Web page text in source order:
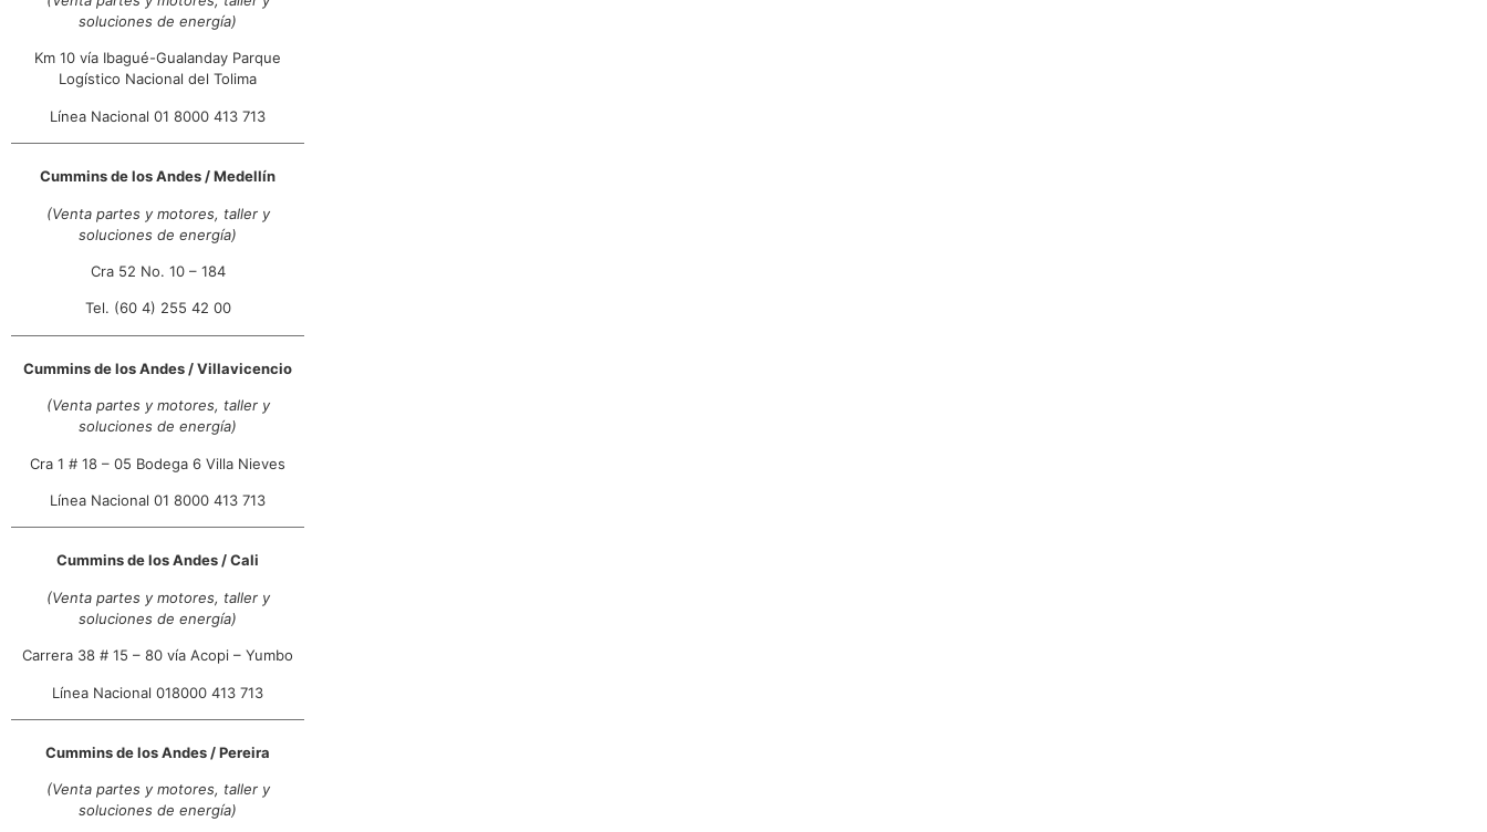
07:00 AM - 05:00 PM
Lun, Mar, Mie, Jue, Vie, Sab
Cummins de los Andes /
Soledad
Calle 80 10-43 Of. 601
+57 5 385 2361
07:00 AM - 05:00 PM
Km 22 vía Ibagué – Espinal
Ibagué, Tolima
+57 8 276 1020
Lun, Mar, Mie, Jue, Vie, Sab
Cummins de los Andes /
Cra 52 No. 10-184
Medellín, Antioquia
+57 4 255 4200
Lun, Mar, Mie, Jue, Vie, Sab
Cummins de los Andes /
Villavicencio
soluciones de energía)
Km 10 vía Ibagué-Gualanday Parque
Logístico Nacional del Tolima
Línea Nacional 01 8000 413 713
Cummins de los Andes / Medellín
(Venta partes y motores, taller y
soluciones de energía)
Cra 52 No. 10 – 184
Tel. (60 4) 255 42 00
Cummins de los Andes / Villavicencio
(Venta partes y motores, taller y
soluciones de energía)
Cra 1 # 18 – 05 Bodega 6 Villa Nieves
Línea Nacional 01 8000 413 713
Cummins de los Andes / Cali
(Venta partes y motores, taller y
soluciones de energía)
Carrera 38 # 15 – 80 vía Acopi – Yumbo
Línea Nacional 018000 413 713
Cummins de los Andes / Pereira
(Venta partes y motores, taller y
soluciones de energía)